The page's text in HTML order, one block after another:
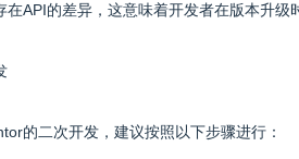
API的差异，这意味着开发者在版本升
的二次开发，建议按照以下步骤进行：